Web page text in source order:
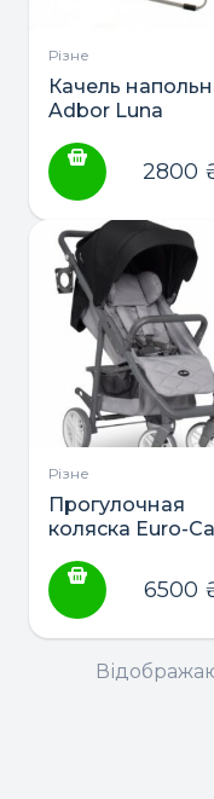
Різне
Качель
Adbor Luna
2800
Різне
Прогулочная
коляска Euro-
6500